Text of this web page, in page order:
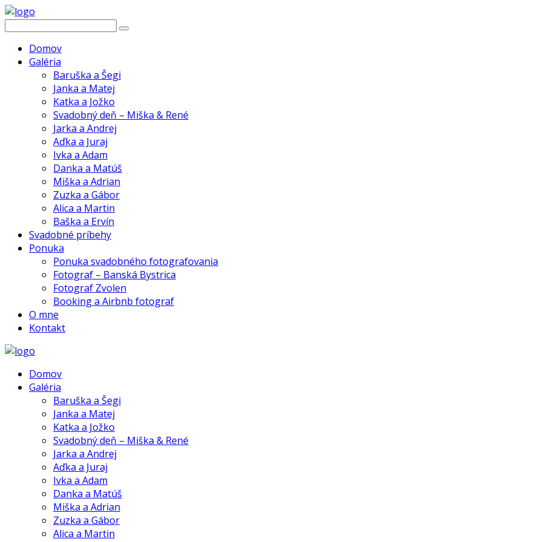
Domov
Galéria
Baruška a Šegi
Janka a Matej
Katka a Jožko
Svadobný deň – Miška & René
Jarka a Andrej
Aďka a Juraj
Ivka a Adam
Danka a Matúš
Miška a Adrian
Zuzka a Gábor
Alica a Martin
Baška a Ervín
Svadobné príbehy
Ponuka
Ponuka svadobného fotografovania
Fotograf – Banská Bystrica
Fotograf Zvolen
Booking a Airbnb fotograf
O mne
Kontakt
Domov
Galéria
Baruška a Šegi
Janka a Matej
Katka a Jožko
Svadobný deň – Miška & René
Jarka a Andrej
Aďka a Juraj
Ivka a Adam
Danka a Matúš
Miška a Adrian
Zuzka a Gábor
Alica a Martin